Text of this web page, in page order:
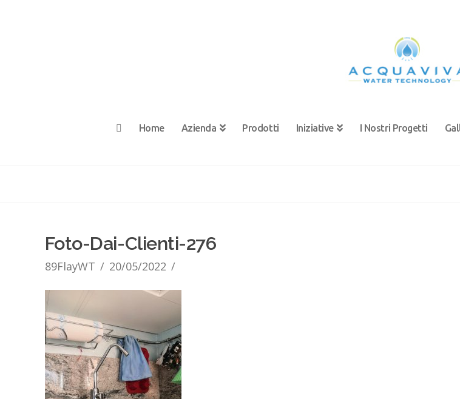
Home Azienda Prodotti Iniziative I Nostri Progetti
Foto-Dai-Clienti-276
89FlayWT 20/05/2022